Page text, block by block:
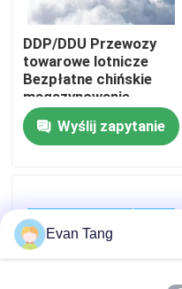
Kontrola jakości
Skontaktuj się z nami
Międzynarodowe
DDP/DDU Przewozy
towarowe lotnicze
Bezpłatne chińskie
magazynowanie,
znakowanie, ponowne
pakowanieWyślij zapytanie
Evan Tang